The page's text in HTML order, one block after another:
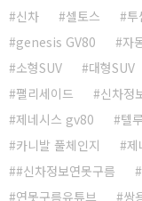
신차 셀토스 투
genesis GV80
자
소형SUV
대형SUV
팰리세이드
신차정
제네시스 gv80
텔
카니발 풀체인지
제
#신차정보연못구름
연못구름유튜브
쌍